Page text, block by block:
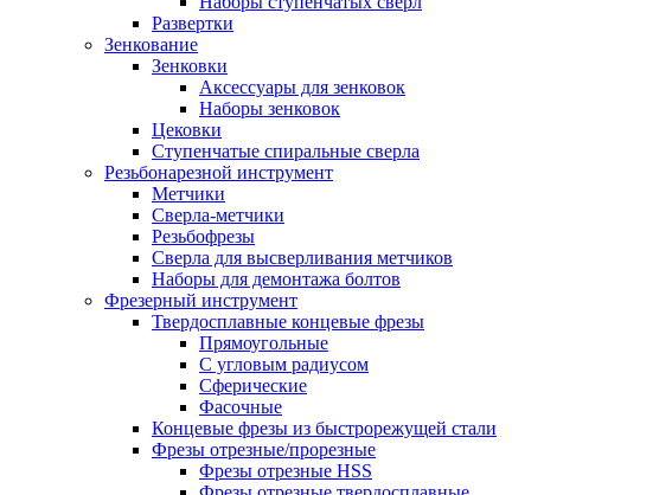
Развертки
Зенкование
Зенковки
Аксессуары для зенковок
Наборы зенковок
Цековки
Ступенчатые спиральные сверла
Резьбонарезной инструмент
Метчики
Сверла-метчики
Резьбофрезы
Сверла для высверливания метчиков
Наборы для демонтажа болтов
Фрезерный инструмент
Твердосплавные концевые фрезы
Прямоугольные
С угловым радиусом
Сферические
Фасочные
Концевые фрезы из быстрорежущей стали
Фрезы отрезные/прорезные
Фрезы отрезные HSS